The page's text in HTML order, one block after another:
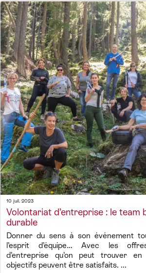
10 juil. 2023
Volontariat d’entreprise : le team
durable
Donner du sens à son événement
l’esprit d’équipe… Avec les
d’entreprise qu’on peut trouver
objectifs peuvent être satisfaits. ...